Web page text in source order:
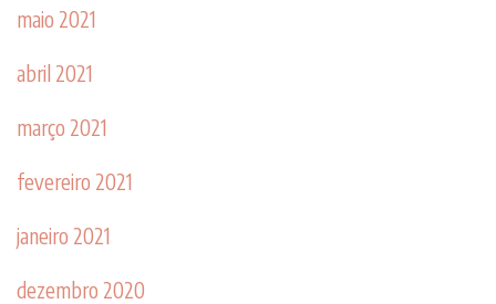
maio 2021
abril 2021
março 2021
fevereiro 2021
janeiro 2021
dezembro 2020